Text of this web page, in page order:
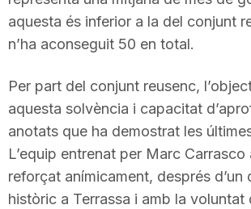
aquesta és inferior a la del conjunt
n’ha aconseguit 50 en total.
Per part del conjunt reusenc,
aquesta solvència i capacitat
anotats que ha demostrat les
L’equip entrenat per Marc Carrasco
reforçat anímicament, després d’un
històric a Terrassa i amb la voluntat